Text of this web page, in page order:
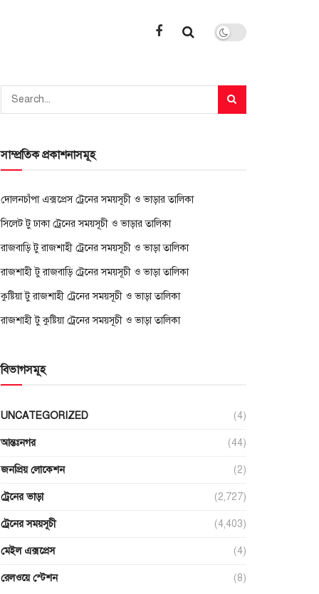
সাম্প্রতিক প্রকাশনাসমূহ
দোলনচাঁপা এক্সপ্রেস ট্রেনের সময়সূচী ও ভাড়ার তালিকা
সিলেট টু ঢাকা ট্রেনের সময়সূচী ও ভাড়ার তালিকা
রাজবাড়ি টু রাজশাহী ট্রেনের সময়সূচী ও ভাড়া তালিকা
রাজশাহী টু রাজবাড়ি ট্রেনের সময়সূচী ও ভাড়া তালিকা
কুষ্টিয়া টু রাজশাহী ট্রেনের সময়সূচী ও ভাড়া তালিকা
রাজশাহী টু কুষ্টিয়া ট্রেনের সময়সূচী ও ভাড়া তালিকা
বিভাগসমূহ
UNCATEGORIZED (4)
আন্তঃনগর (44)
জনপ্রিয় লোকেশন (2)
ট্রেনের ভাড়া (2,727)
ট্রেনের সময়সূচী (4,403)
মেইল এক্সপ্রেস (4)
রেলওয়ে স্টেশন (8)